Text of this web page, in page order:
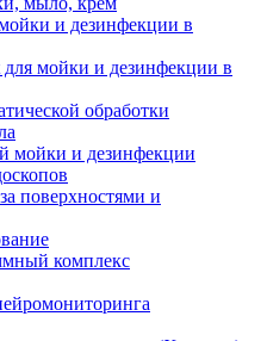
и дезинфекции в
для мойки и дезинфекции в
обработки
мойки и дезинфекции
поверхностями и
комплекс